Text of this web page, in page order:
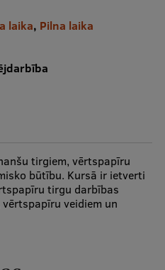
laika, Pilna laika
tirgiem, vērtspapīru
būtību. Kursā ir ietverti
tirgu darbības
veidiem un